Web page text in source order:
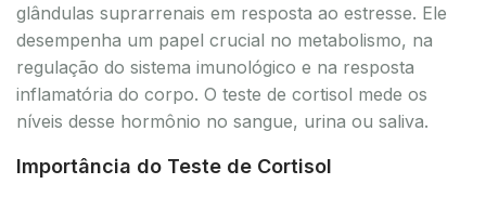
glândulas suprarrenais em resposta ao estresse. Ele
desempenha um papel crucial no metabolismo, na
regulação do sistema imunológico e na resposta
inflamatória do corpo. O teste de cortisol mede os
níveis desse hormônio no sangue, urina ou saliva.
Importância do Teste de Cortisol